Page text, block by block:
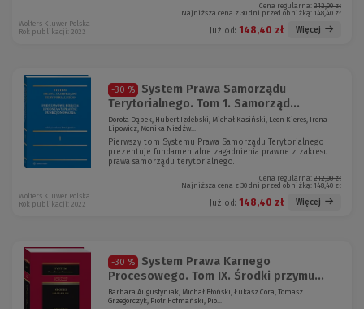
Cena regularna: 212,00 zł
Najniższa cena z 30 dni przed obniżką: 148,40 zł
Już od: 148,40 zł Więcej
Wolters Kluwer Polska
Rok publikacji: 2022
-30 %
System Prawa Samorządu
Terytorialnego. Tom 1. Samorząd...
Dorota Dąbek, Hubert Izdebski, Michał Kasiński, Leon Kieres, Irena
Lipowicz, Monika Niedźw...
Pierwszy tom Systemu Prawa Samorządu Terytorialnego
prezentuje fundamentalne zagadnienia prawne z zakresu
prawa samorządu terytorialnego.
Cena regularna: 212,00 zł
Najniższa cena z 30 dni przed obniżką: 148,40 zł
Już od: 148,40 zł Więcej
Wolters Kluwer Polska
Rok publikacji: 2022
-30 %
System Prawa Karnego
Procesowego. Tom IX. Środki przymu...
Barbara Augustyniak, Michał Błoński, Łukasz Cora, Tomasz
Grzegorczyk, Piotr Hofmański, Pio...